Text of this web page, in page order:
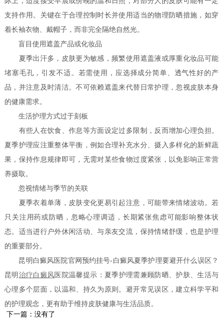
支持作用。关键在于合理控制时长并使用适当的物理防晒措施，如穿
着长袖衣物、戴帽子，而非完全隔绝自然光。
盲目使用遮盖产品或化妆品
夏季出汗多，皮肤更为敏感，频繁使用遮盖液或厚重化妆品可能
堵塞毛孔，引发不适。若需使用，应选择成分简单、透气性好的产
品，并注意及时清洁。不可依赖遮盖来代替日常护理，忽视皮肤本身
的健康需求。
生活护理方式过于刻板
有些人在饮食、作息等方面设定过多限制，反而增加心理负担。
夏季护理应注重整体平衡，例如合理补充水分、摄入多样化的新鲜蔬
果，保持作息规律即可，无需对某些食物过度紧张，以免影响正常营
养摄取。
忽视情绪与季节的关联
夏季衣着单薄，皮肤变化更易引起注意，可能带来情绪波动。若
只关注用药或防晒，忽略心理调适，长期紧张焦虑可能影响整体状
态。适当进行户外休闲活动、与亲友交流，保持情绪舒缓，也是护理
的重要部分。
昆明白癜风医院官网预约挂号-白癜风夏季护理要避开什么误区？
昆明 治疗白癜风 医院温馨提示：夏季护理需兼顾防晒、护肤、生活与
心理多个层面，以温和、持久为原则。避开常见误区，建立科学平和
的护理观念，更有助于维持皮肤健康与生活品质。
下一篇：没有了